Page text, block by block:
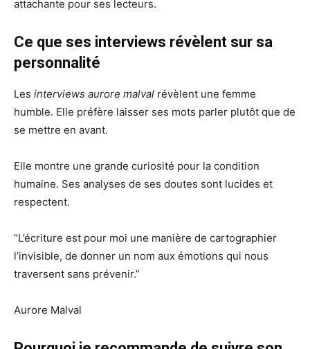
attachante pour ses lecteurs.
Ce que ses interviews révèlent sur sa
personnalité
Les interviews aurore malval révèlent une femme
humble. Elle préfère laisser ses mots parler plutôt que de
se mettre en avant.
Elle montre une grande curiosité pour la condition
humaine. Ses analyses de ses doutes sont lucides et
respectent.
“L’écriture est pour moi une manière de cartographier
l’invisible, de donner un nom aux émotions qui nous
traversent sans prévenir.”
Aurore Malval